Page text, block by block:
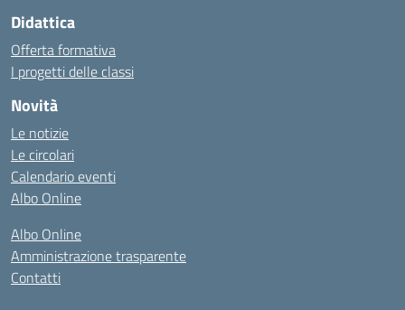
Didattica
Offerta formativa
I progetti delle classi
Novità
Le notizie
Le circolari
Calendario eventi
Albo Online
Albo Online
Amministrazione trasparente
Contatti